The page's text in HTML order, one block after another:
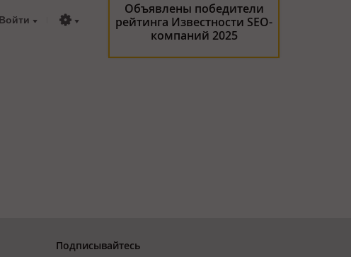
Войти
Объявлены победители
рейтинга Известности SEO-
компаний 2025
Подписывайтесь